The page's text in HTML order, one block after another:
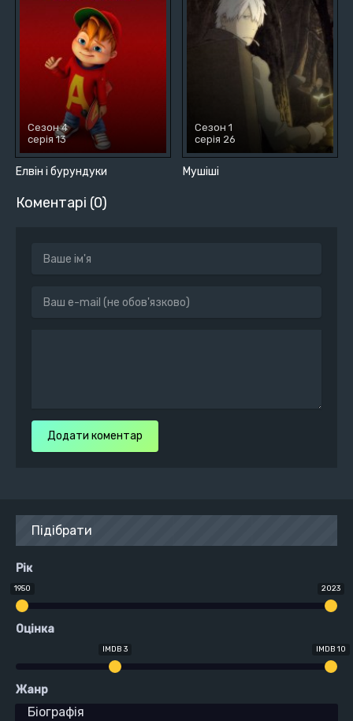
Елвін і бурундуки
Сезон 4
серія 13
Мушіші
Сезон 1
серія 26
Коментарі (0)
Додати коментар
Підібрати
Рік
1950 2023
Оцінка
IMDB 3 IMDB 10
Жанр